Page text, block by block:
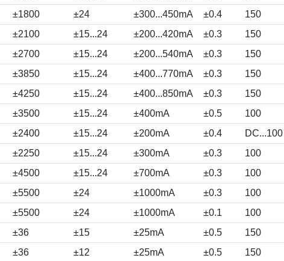
±1800 ±24 ±300...450mA ±0.4 150
±2100 ±15...24 ±200...420mA ±0.3 150
±2700 ±15...24 ±200...540mA ±0.3 150
±3850 ±15...24 ±400...770mA ±0.3 150
±4250 ±15...24 ±400...850mA ±0.3 150
±3500 ±15...24 ±400mA ±0.5 100
±2400 ±15...24 ±200mA ±0.4 DC...100
±2250 ±15...24 ±300mA ±0.3 100
±4500 ±15...24 ±700mA ±0.3 100
±5500 ±24 ±1000mA ±0.3 100
±5500 ±24 ±1000mA ±0.1 100
±36 ±15 ±25mA ±0.5 150
±36 ±12 ±25mA ±0.5 150